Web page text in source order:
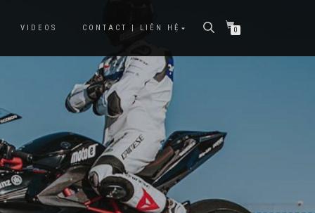
VIDEOS CONTACT | LIÊN HỆ 0